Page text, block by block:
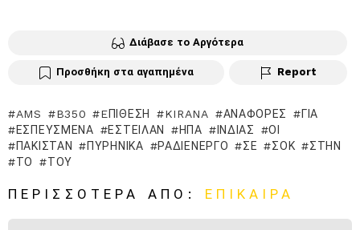
Διάβασε το Αργότερα
Προσθήκη στα αγαπημένα Report
AMS B350 EΠΊΘΕΣΗ KIRANA ΑΝΑΦΟΡΈΣ
ΓΙΑ
ΕΣΠΕΥΣΜΈΝΑ
ΈΣΤΕΙΛΑΝ ΗΠΑ ΙΝΔΊΑΣ
ΟΙ
ΠΑΚΙΣΤΆΝ
ΠΥΡΗΝΙΚΆ ΡΑΔΙΕΝΕΡΓΌ ΣΕ ΣΟΚ
ΣΤΗΝ
ΤΟ
ΤΟΥ
ΠΕΡΙΣΣΌΤΕΡΑ ΑΠΌ: ΕΠΊΚΑΙΡΑ